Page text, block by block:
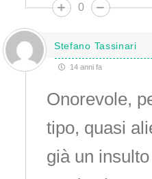
0
Stefano Tassinari
14 anni fa
Onorevole,
tipo, quasi
già un